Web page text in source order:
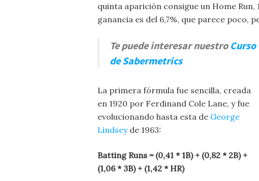
quinta aparición consigue un Home
ganancia es del 6,7%, que parece poco,
Te puede interesar nuestro Curso
de Sabermetrics
La primera fórmula fue sencilla, creada
en 1920 por Ferdinand Cole Lane, y fue
evolucionando hasta esta de George
Lindseyde 1963:
Batting Runs = (0,41 * 1B) + (0,82 * 2B) +
(1,06 * 3B) + (1,42 * HR)